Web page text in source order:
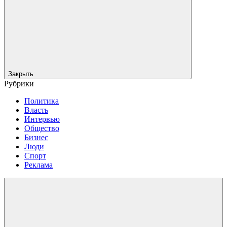
Закрыть
Рубрики
Политика
Власть
Интервью
Общество
Бизнес
Люди
Спорт
Реклама